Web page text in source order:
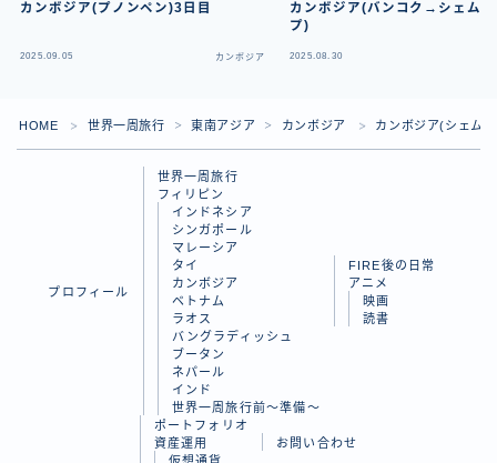
Follow Me
カンボジア(プノンペン)3日目
2025.09.05 カンボジア
カンボジア(バンコク→シェム
プ)
2025.08.30
HOME ＞ 世界一周旅行 ＞ 東南アジア ＞ カンボジア ＞ カンボジア(シェム
プロフィール
世界一周旅行
フィリピン
インドネシア
シンガポール
マレーシア
タイ
カンボジア
ベトナム
ラオス
バングラディッシュ
ブータン
ネパール
インド
世界一周旅行前～準備～
FIRE後の日常
アニメ
映画
読書
ポートフォリオ
資産運用
お問い合わせ